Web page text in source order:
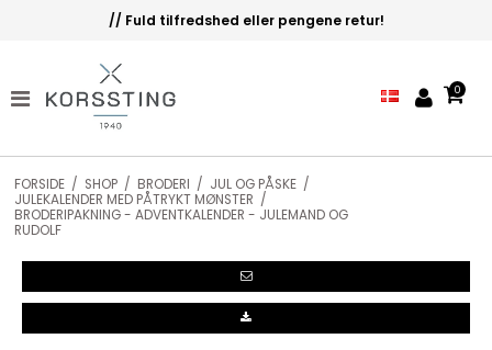
// Fuld tilfredshed eller pengene retur!
0
FORSIDE / SHOP / BRODERI / JUL OG PÅSKE /
JULEKALENDER MED PÅTRYKT MØNSTER /
BRODERIPAKNING - ADVENTKALENDER - JULEMAND OG
RUDOLF